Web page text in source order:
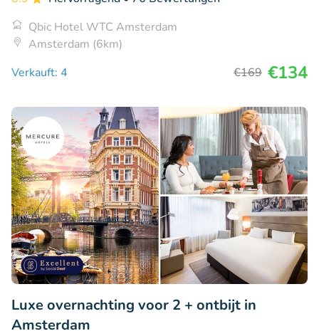
Qbic Hotel WTC Amsterdam
Amsterdam (6km)
Verkauft: 4
€169 €134
Luxe overnachting voor 2 + ontbijt in
Amsterdam